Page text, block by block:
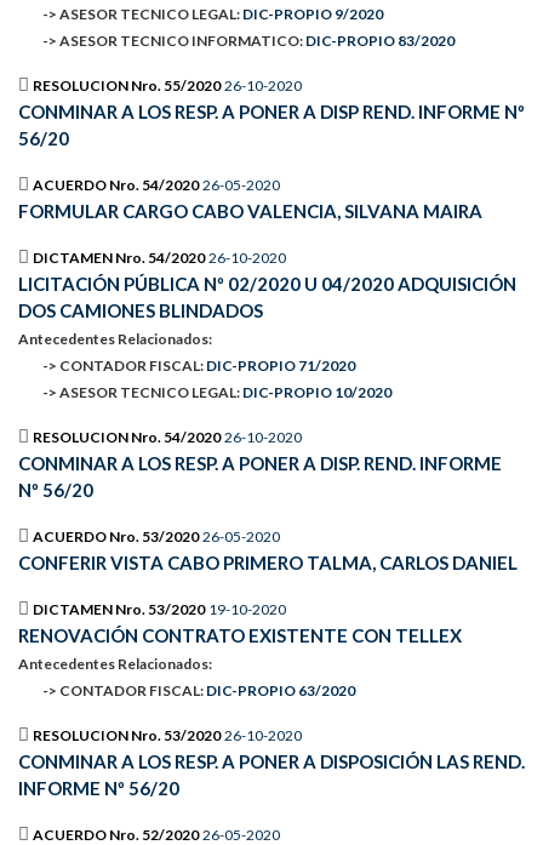
-> ASESOR TECNICO LEGAL: DIC-PROPIO 9/2020
-> ASESOR TECNICO INFORMATICO: DIC-PROPIO 83/2020
RESOLUCION Nro. 55/2020 26-10-2020
CONMINAR A LOS RESP. A PONER A DISP REND. INFORME Nº
56/20
ACUERDO Nro. 54/2020 26-05-2020
FORMULAR CARGO CABO VALENCIA, SILVANA MAIRA
DICTAMEN Nro. 54/2020 26-10-2020
LICITACIÓN PÚBLICA Nº 02/2020 U 04/2020 ADQUISICIÓN
DOS CAMIONES BLINDADOS
Antecedentes Relacionados:
-> CONTADOR FISCAL: DIC-PROPIO 71/2020
-> ASESOR TECNICO LEGAL: DIC-PROPIO 10/2020
RESOLUCION Nro. 54/2020 26-10-2020
CONMINAR A LOS RESP. A PONER A DISP. REND. INFORME
Nº 56/20
ACUERDO Nro. 53/2020 26-05-2020
CONFERIR VISTA CABO PRIMERO TALMA, CARLOS DANIEL
DICTAMEN Nro. 53/2020 19-10-2020
RENOVACIÓN CONTRATO EXISTENTE CON TELLEX
Antecedentes Relacionados:
-> CONTADOR FISCAL: DIC-PROPIO 63/2020
RESOLUCION Nro. 53/2020 26-10-2020
CONMINAR A LOS RESP. A PONER A DISPOSICIÓN LAS REND.
INFORME Nº 56/20
ACUERDO Nro. 52/2020 26-05-2020